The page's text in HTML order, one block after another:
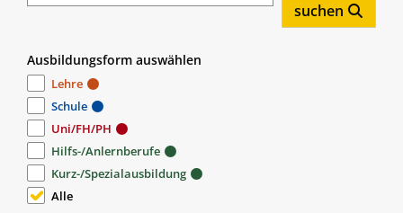
suchen
Ausbildungsform auswählen
Lehre
Schule
Uni/FH/PH
Hilfs-/Anlernberufe
Kurz-/Spezialausbildung
Alle